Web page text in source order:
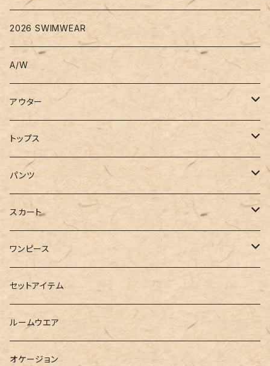
2026 SWIMWEAR
A/W
アウター
コート
ジャケット
ブルゾン
ロングシャツ
ダウンジャケット
ベスト
トップス
Tシャツ
カットソー
半袖
スウェット・パーカー
ニット
シャツ
ブラウス
パンツ
デニム
スキニー
ショートパンツ
ハーフパンツ
スウェット
スカート
ロング
ミニ
その他
ワンピース
シャツワンピース
スウェットワンピース
パーカーワンピース
セットアイテム
ルームウエア
オケージョン